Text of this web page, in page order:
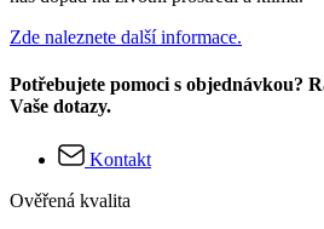
Zde naleznete další informace.
Potřebujete pomoci s objednávkou?
Vaše dotazy.
Kontakt
Ověřená kvalita